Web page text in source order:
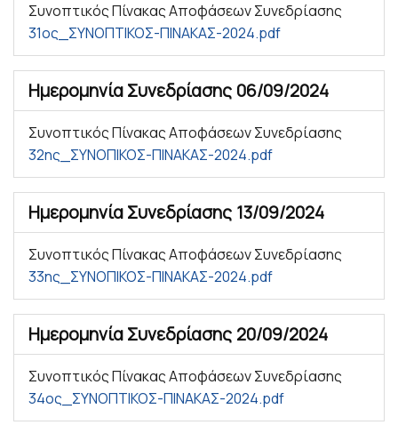
Συνοπτικός Πίνακας Αποφάσεων Συνεδρίασης
31ος_ΣΥΝΟΠΤΙΚΟΣ-ΠΙΝΑΚΑΣ-2024.pdf
Ημερομηνία Συνεδρίασης 06/09/2024
Συνοπτικός Πίνακας Αποφάσεων Συνεδρίασης
32ης_ΣΥΝΟΠΙΚΟΣ-ΠΙΝΑΚΑΣ-2024.pdf
Ημερομηνία Συνεδρίασης 13/09/2024
Συνοπτικός Πίνακας Αποφάσεων Συνεδρίασης
33ης_ΣΥΝΟΠΙΚΟΣ-ΠΙΝΑΚΑΣ-2024.pdf
Ημερομηνία Συνεδρίασης 20/09/2024
Συνοπτικός Πίνακας Αποφάσεων Συνεδρίασης
34ος_ΣΥΝΟΠΤΙΚΟΣ-ΠΙΝΑΚΑΣ-2024.pdf